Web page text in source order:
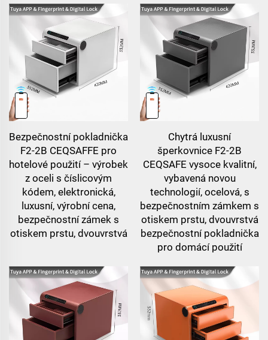
Bezpečnostní pokladnička
F2-2B CEQSAFFE pro
hotelové použití – výrobek
z oceli s číslicovým
kódem, elektronická,
luxusní, výrobní cena,
bezpečnostní zámek s
otiskem prstu, dvouvrstvá
Chytrá luxusní
šperkovnice F2-2B
CEQSAFE vysoce kvalitní,
vybavená novou
technologií, ocelová, s
bezpečnostním zámkem s
otiskem prstu, dvouvrstvá
bezpečnostní pokladnička
pro domácí použití